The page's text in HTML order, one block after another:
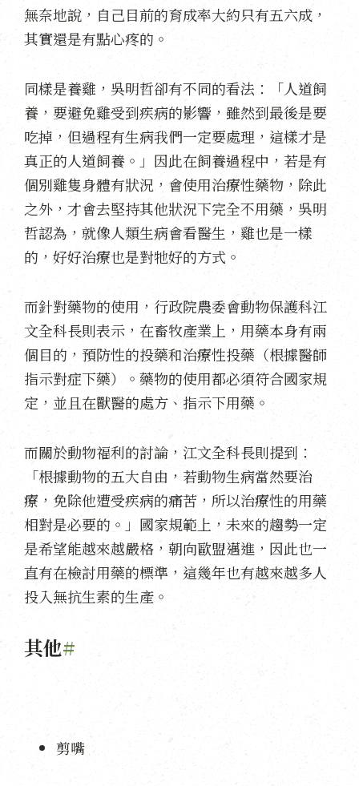
無奈地說，自己目前的育成率大約只有五六成，
其實還是有點心疼的。
同樣是養雞，吳明哲卻有不同的看法：「人道飼
養，要避免雞受到疾病的影響，雖然到最後是要
吃掉，但過程有生病我們一定要處理，這樣才是
真正的人道飼養。」因此在飼養過程中，若是有
個別雞隻身體有狀況，會使用治療性藥物，除此
之外，才會去堅持其他狀況下完全不用藥，吳明
哲認為，就像人類生病會看醫生，雞也是一樣
的，好好治療也是對牠好的方式。
而針對藥物的使用，行政院農委會動物保護科江
文全科長則表示，在畜牧產業上，用藥本身有兩
個目的，預防性的投藥和治療性投藥（根據醫師
指示對症下藥）。藥物的使用都必須符合國家規
定，並且在獸醫的處方、指示下用藥。
而關於動物福利的討論，江文全科長則提到：
「根據動物的五大自由，若動物生病當然要治
療，免除他遭受疾病的痛苦，所以治療性的用藥
相對是必要的。」國家規範上，未來的趨勢一定
是希望能越來越嚴格，朝向歐盟邁進，因此也一
直有在檢討用藥的標準，這幾年也有越來越多人
投入無抗生素的生產。
其他#
剪嘴